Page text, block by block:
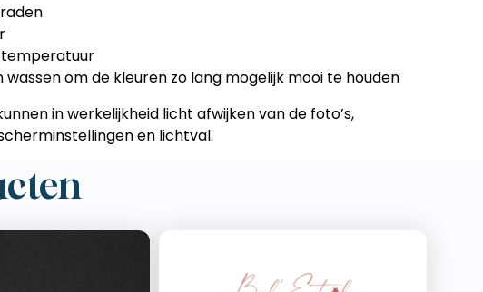
temperatuur
wassen om de kleuren zo lang mogelijk mooi te houden
in werkelijkheid licht afwijken van de foto’s,
en lichtval.